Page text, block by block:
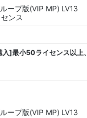
ープ版(VIP MP) LV13
ンス
]最小50ライセンス以上、
ープ版(VIP MP) LV13